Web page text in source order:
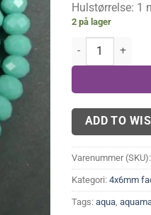
Hulstørrelse: 1
2 på lager
4x6 mm Dark
ADD TO
Varenummer (SKU):
Kategori: 4x6mm
Tags: aqua